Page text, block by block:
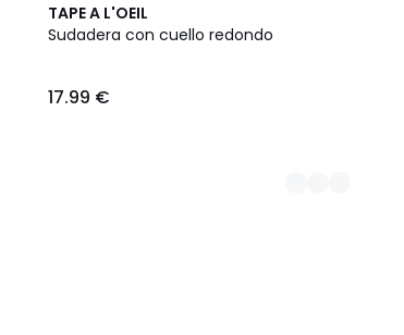
TAPE A L'OEIL
Sudadera con cuello redondo
17.99 €
2
Colores